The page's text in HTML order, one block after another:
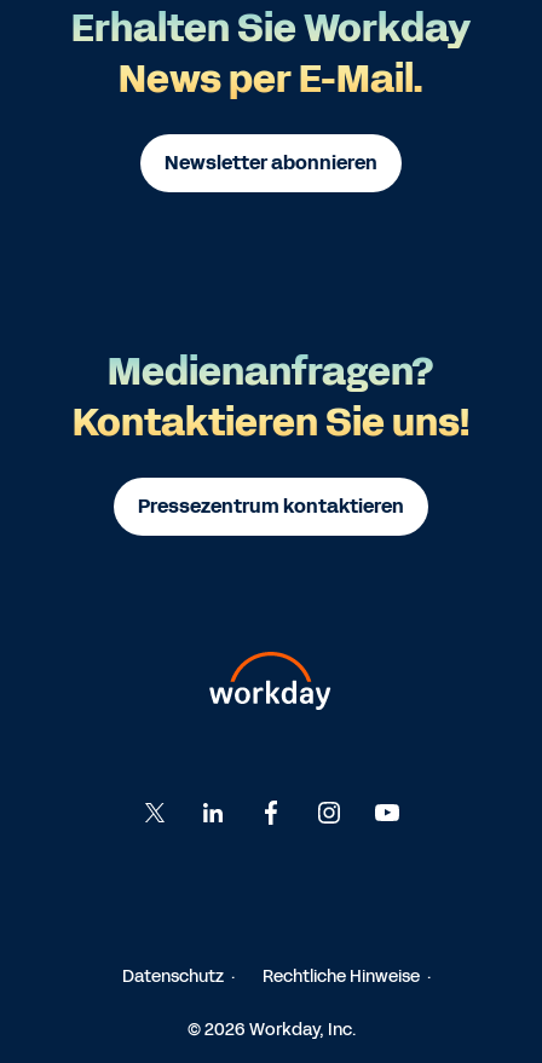
Erhalten Sie Workday
News per E-Mail.
Newsletter abonnieren
Medienanfragen?
Kontaktieren Sie uns!
Pressezentrum kontaktieren
Go
to
to
Go
to
Go
to
to
Datenschutz Rechtliche Hinweise
© 2026 Workday, Inc.